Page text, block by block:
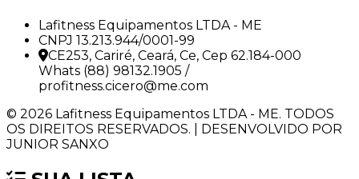
Lafitness Equipamentos LTDA - ME
CNPJ 13.213.944/0001-99
CE253, Cariré, Ceará, Ce, Cep 62.184-000
Whats (88) 98132.1905 /
profitness.cicero@me.com
© 2026 Lafitness Equipamentos LTDA - ME. TODOS
OS DIREITOS RESERVADOS. | DESENVOLVIDO POR
JUNIOR SANXO